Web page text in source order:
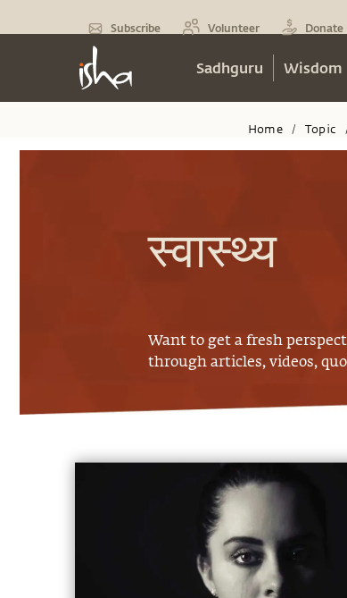
Subscribe Volunteer Donate
Sadhguru Wisdom
Home / Topic
स्वास्थ्य
Want to get a fresh
through articles, videos,